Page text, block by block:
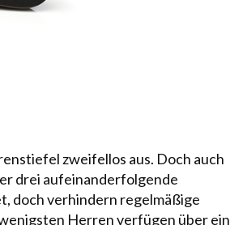
zweifellos aus. Doch auch
drei aufeinanderfolgende
doch verhindern regelmäßige
Herren verfügen über ein